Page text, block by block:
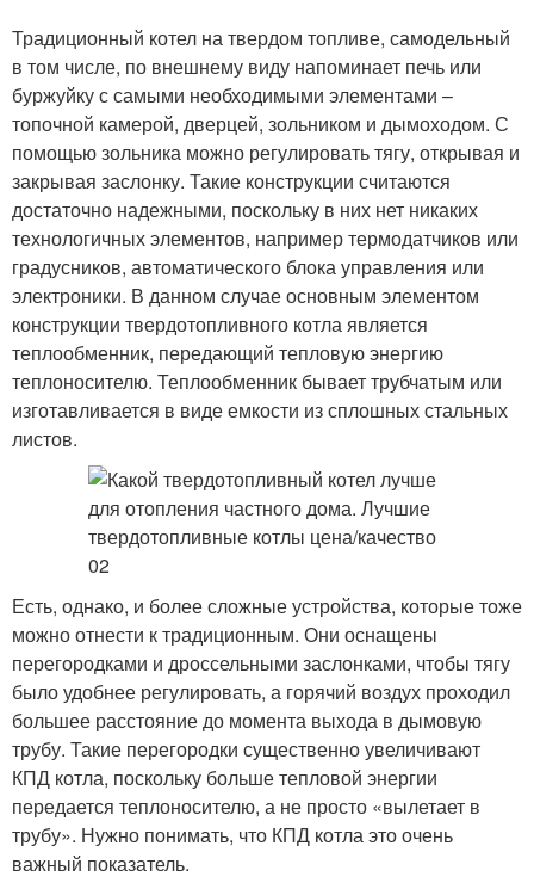
Традиционный котел на твердом топливе, самодельный
в том числе, по внешнему виду напоминает печь или
буржуйку с самыми необходимыми элементами –
топочной камерой, дверцей, зольником и дымоходом. С
помощью зольника можно регулировать тягу, открывая и
закрывая заслонку. Такие конструкции считаются
достаточно надежными, поскольку в них нет никаких
технологичных элементов, например термодатчиков или
градусников, автоматического блока управления или
электроники. В данном случае основным элементом
конструкции твердотопливного котла является
теплообменник, передающий тепловую энергию
теплоносителю. Теплообменник бывает трубчатым или
изготавливается в виде емкости из сплошных стальных
листов.
Есть, однако, и более сложные устройства, которые тоже
можно отнести к традиционным. Они оснащены
перегородками и дроссельными заслонками, чтобы тягу
было удобнее регулировать, а горячий воздух проходил
большее расстояние до момента выхода в дымовую
трубу. Такие перегородки существенно увеличивают
КПД котла, поскольку больше тепловой энергии
передается теплоносителю, а не просто «вылетает в
трубу». Нужно понимать, что КПД котла это очень
важный показатель.